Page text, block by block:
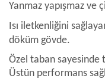
Yanmaz yapışmaz ve
Isı iletkenliğini
döküm gövde.
Özel taban
Üstün performans